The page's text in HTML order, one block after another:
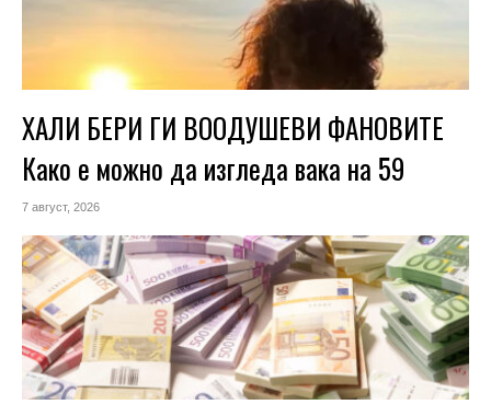
ХАЛИ БЕРИ ГИ ВООДУШЕВИ ФАНОВИТЕ
Како е можно да изгледа вака на 59
7 август, 2026